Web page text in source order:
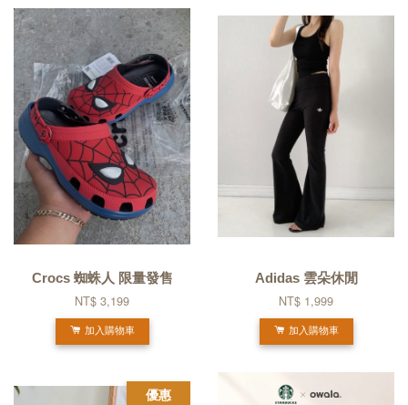
Crocs 蜘蛛人 限量發售
NT$ 3,199
加入購物車
Adidas 雲朵休閒
NT$ 1,999
加入購物車
優惠